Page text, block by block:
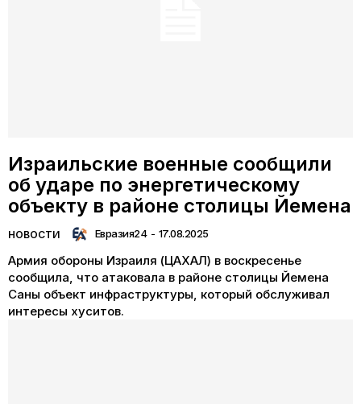
Израильские военные сообщили
об ударе по энергетическому
объекту в районе столицы Йемена
НОВОСТИ Евразия24 - 17.08.2025
Армия обороны Израиля (ЦАХАЛ) в воскресенье
сообщила, что атаковала в районе столицы Йемена
Саны объект инфраструктуры, который обслуживал
интересы хуситов.